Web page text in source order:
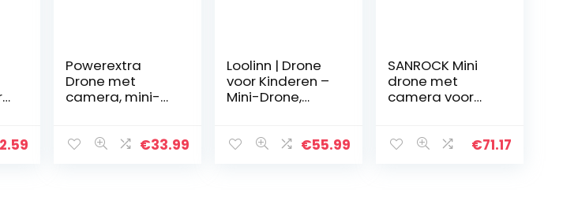
Powerextra
Drone met
camera, mini-
wifi, RC
€33.99
Loolinn | Drone
voor Kinderen –
Mini-Drone,
Automatische
€55.99
SANROCK Mini
drone met
camera voor
quadcopter met
€71.17